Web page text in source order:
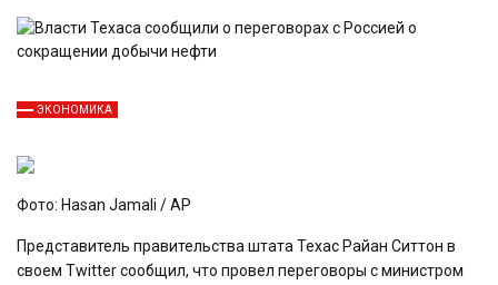
ЭКОНОМИКА
Фото: Hasan Jamali / AP
Представитель правительства штата Техас Райан Ситтон в
своем Twitter сообщил, что провел переговоры с министром